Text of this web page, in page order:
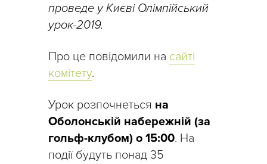
проведе у Києві Олімпійський
урок-2019.
Про це повідомили на сайті
комітету.
Урок розпочнеться на
Оболонській набережній (за
гольф-клубом) о 15:00. На
події будуть понад 35